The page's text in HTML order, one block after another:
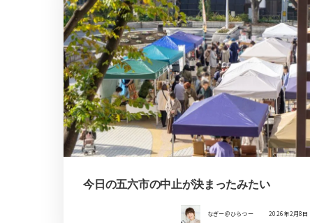
今日の五六市の中止が決まったみたい
なぎー＠ひらつー 2026年2月8日